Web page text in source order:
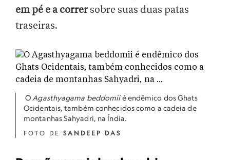
em pé e a corrersobre suas duas patas
traseiras.
O Agasthyagama beddomiié endêmico dos Ghats
Ocidentais, também conhecidos como a cadeia de
montanhas Sahyadri, na Índia.
FOTO DE SANDEEP DAS